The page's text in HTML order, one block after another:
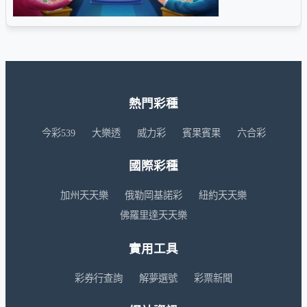
熱門彩種
今彩539 大樂透 威力彩 賓果賓果 六合彩
國際彩種
加州天天樂 俄勒岡基諾彩
紐約天天樂
佛羅里達天天樂
實用工具
彩券行查詢 解夢選號 彩票新聞